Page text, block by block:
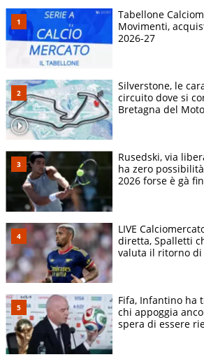
Tabellone
Movimenti,
2026-27
Silverstone, le
circuito dove si
Bretagna del
Rusedski, via
ha zero
2026 forse è gà
LIVE
diretta, Spalletti
valuta il ritorno di
Fifa, Infantino ha
chi appoggia
spera di essere